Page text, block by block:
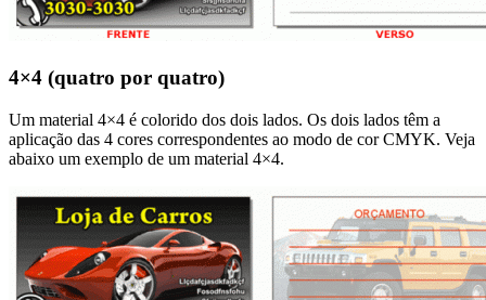
4×4 (quatro por quatro)
Um material 4×4 é colorido dos dois lados. Os dois lados têm a
aplicação das 4 cores correspondentes ao modo de cor CMYK. Veja
abaixo um exemplo de um material 4×4.